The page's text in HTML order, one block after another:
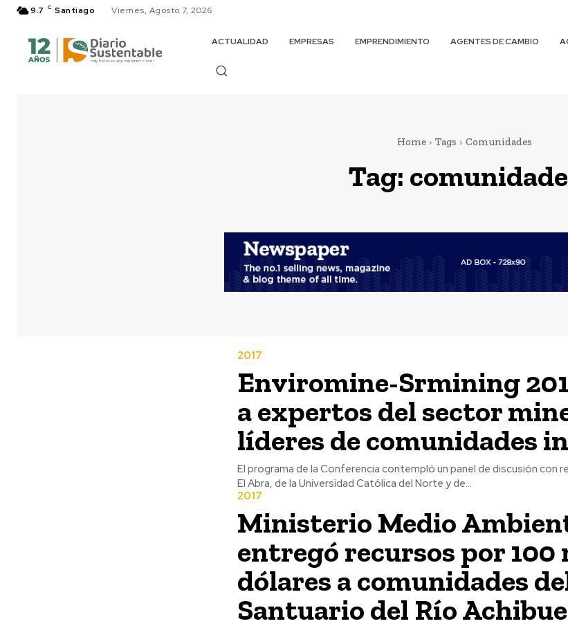
9.7 C Santiago Viernes, Agosto 7, 2026
ACTUALIDAD EMPRESAS EMPRENDIMIENTO AGENTES DE CAMBIO
Home Tags Comunidades
Tag:
2017
Enviromine-Srmining
a expertos del sector
líderes de comunidades
El programa de la Conferencia contempló un panel de discusión con
El Abra, de la Universidad Católica del Norte y de...
2017
Ministerio Medio
entregó recursos por 100
dólares a comunidades
Santuario del Río